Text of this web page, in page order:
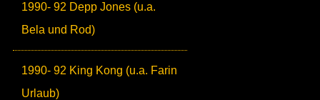
1990- 92 Depp Jones (u.a.
Bela und Rod)
1990- 92 King Kong (u.a. Farin
Urlaub)